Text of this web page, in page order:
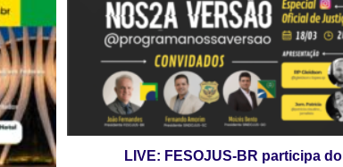
LIVE: FESOJUS-BR participa do